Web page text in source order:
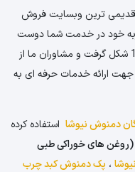
به عنوان قدیمی ترین وبسایت فروش
1397) با تمام تجربه خود در خدمت شما دوست
عزیز باشیم. هسته اصلی تیم ما در سال 1394 شکل گرفت و مشاوران ما از
ارائه خدمات حرفه ای به
دمنوش نیوشا استفاده کرده
(روغن های خوراکی طبی
، پک دمنوش کبد چرب